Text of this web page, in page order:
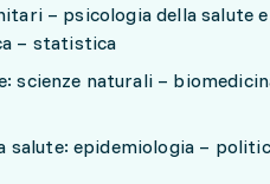
– psicologia della salute
– statistica
scienze naturali –
salute: epidemiologia –